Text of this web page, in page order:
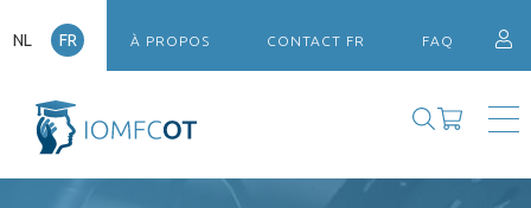
NL FR À PROPOS CONTACT FR FAQ